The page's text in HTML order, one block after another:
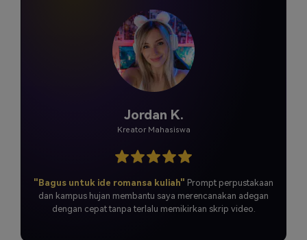
Jordan K.
Kreator Mahasiswa
"Bagus untuk ide romansa kuliah" Prompt perpustakaan
dan kampus hujan membantu saya merencanakan adegan
dengan cepat tanpa terlalu memikirkan skrip video.